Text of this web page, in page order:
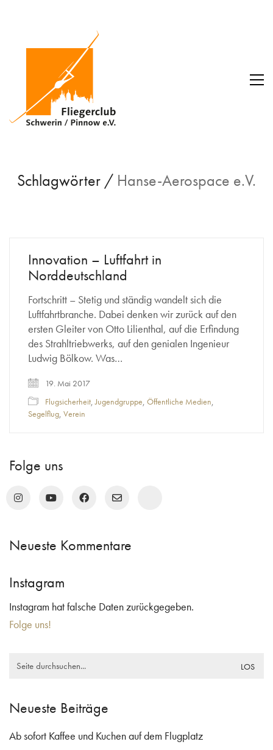
Schlagwörter / Hanse-Aerospace e.V.
Innovation – Luftfahrt in
Norddeutschland
Fortschritt – Stetig und ständig wandelt sich die
Luftfahrtbranche. Dabei denken wir zurück auf den
ersten Gleiter von Otto Lilienthal, auf die Erfindung
des Strahltriebwerks, auf den genialen Ingenieur
Ludwig Bölkow. Was…
19. Mai 2017
Flugsicherheit,Jugendgruppe, Öffentliche Medien,
Segelflug, Verein
Folge uns
Neueste Kommentare
Instagram
Instagram hat falsche Daten zurückgegeben.
Folge uns!
Search
Neueste Beiträge
Ab sofort Kaffee und Kuchen auf dem Flugplatz